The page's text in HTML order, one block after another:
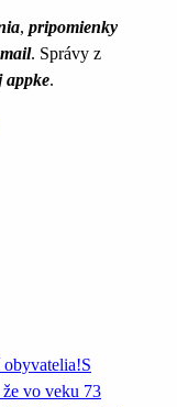
, pripomienky
. Správy z
appke.
vo veku 73